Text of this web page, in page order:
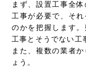
まず、設置工事全
工事が必要で、そ
のかを把握します
工事とそうでない工
また、複数の業者
ょう。